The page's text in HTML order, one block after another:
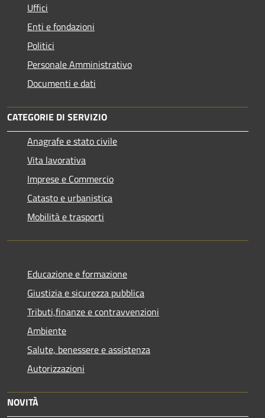
Uffici
Enti e fondazioni
Politici
Personale Amministrativo
Documenti e dati
CATEGORIE DI SERVIZIO
Anagrafe e stato civile
Vita lavorativa
Imprese e Commercio
Catasto e urbanistica
Mobilità e trasporti
Educazione e formazione
Giustizia e sicurezza pubblica
Tributi,finanze e contravvenzioni
Ambiente
Salute, benessere e assistenza
Autorizzazioni
NOVITÀ